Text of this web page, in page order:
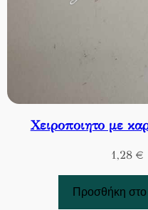
Χειροποιητο με
1,28 €
Προσθήκη στο